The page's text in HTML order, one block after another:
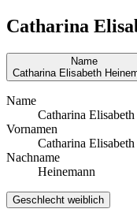
Catharina
Name
Catharina Elisabeth
Name
Catharina
Vornamen
Catharina Elisabeth
Nachname
Heinemann
Geschlecht weiblich